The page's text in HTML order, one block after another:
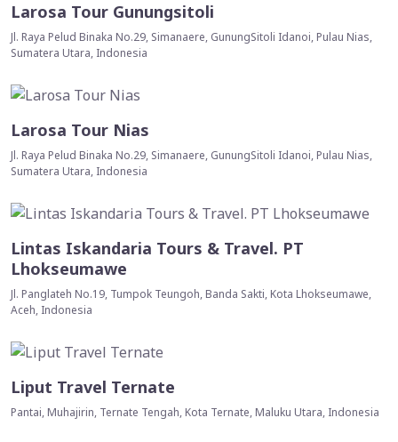
Larosa Tour Gunungsitoli
Jl. Raya Pelud Binaka No.29, Simanaere, GunungSitoli Idanoi, Pulau Nias,
Sumatera Utara, Indonesia
Larosa Tour Nias
Jl. Raya Pelud Binaka No.29, Simanaere, GunungSitoli Idanoi, Pulau Nias,
Sumatera Utara, Indonesia
Lintas Iskandaria Tours & Travel. PT
Lhokseumawe
Jl. Panglateh No.19, Tumpok Teungoh, Banda Sakti, Kota Lhokseumawe,
Aceh, Indonesia
Liput Travel Ternate
Pantai, Muhajirin, Ternate Tengah, Kota Ternate, Maluku Utara, Indonesia